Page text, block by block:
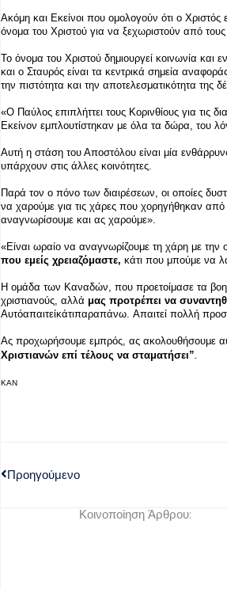
Ακόμη και Εκείνοι που ομολογούν ότι ο
όνομα του Χριστού για να ξεχωριστούν από τους
Το όνομα του Χριστού δημιουργεί κοινωνία και
και ο Σταυρός είναι τα κεντρικά σημεία
την πιστότητα και την αποτελεσματικότητα της
«Ο Παύλος επιπλήττει τους Κορινθίους για τις
Εκείνον εμπλουτίστηκαν με όλα τα δώρα, του
Αυτή η στάση του Αποστόλου είναι μία
υπάρχουν στις άλλες κοινότητες.
Παρά τον ο πόνο των διαιρέσεων, οι οποίες
να χαρούμε για τις χάρες που χορηγήθηκαν
αναγνωρίσουμε και ας χαρούμε».
«Είναι ωραίο να αναγνωρίζουμε τη χάρη με
που εμείς χρειαζόμαστε, κάτι που μπούμε να
Η ομάδα των Καναδών, που προετοίμασε τα
χριστιανούς, αλλά μας προτρέπει να
Αυτόαπαιτείκάτιπαραπάνω Απαιτεί πολλή
Ας προχωρήσουμε εμπρός, ας ακολουθήσουμε
Χριστιανών επί τέλους να σταματήσει”
ΚΑΝ
Προηγούμενο
Κοινοποίηση Άρθρου: